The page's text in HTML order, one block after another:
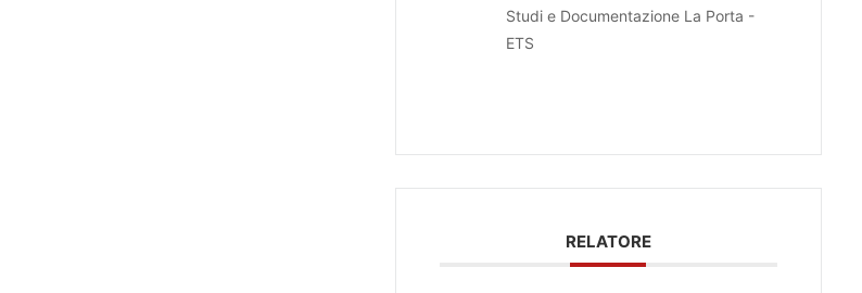
Studi e Documentazione La Porta -
ETS
RELATORE